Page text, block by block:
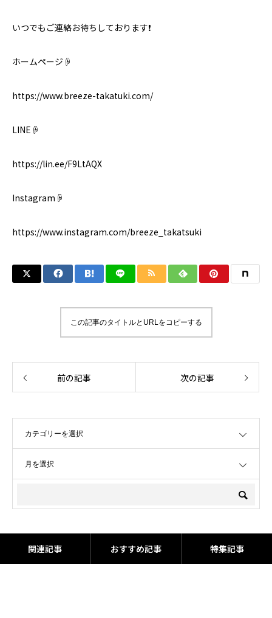
いつでもご連絡お待ちしております❗️
ホームページ☟
https://www.breeze-takatuki.com/
LINE☟
https://lin.ee/F9LtAQX
Instagram☟
https://www.instagram.com/breeze_takatsuki
この記事のタイトルとURLをコピーする
前の記事 次の記事
関連記事 おすすめ記事 特集記事